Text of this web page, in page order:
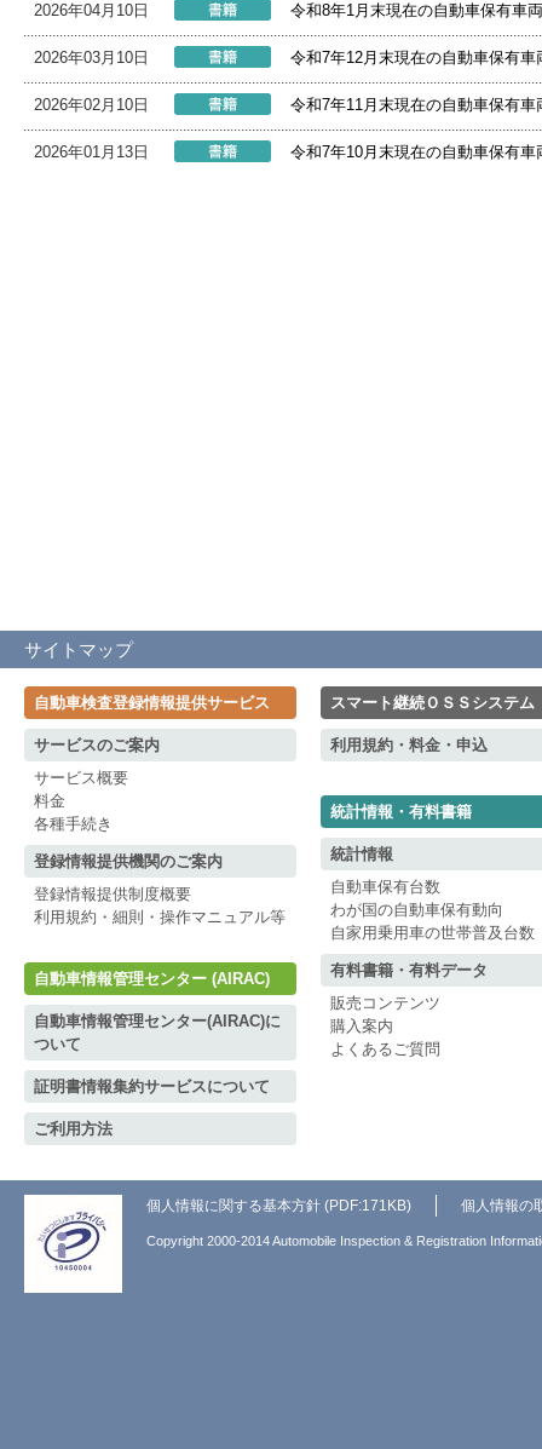
2026年04月10日 令和8年1月末現在の自動車保有車
2026年03月10日 令和7年12月末現在の自動車保有車
2026年02月10日 令和7年11月末現在の自動車保有車
2026年01月13日 令和7年10月末現在の自動車保有車
サイトマップ
自動車検査登録情報提供サービス
サービスのご案内
サービス概要
料金
各種手続き
登録情報提供機関のご案内
登録情報提供制度概要
利用規約・細則・操作マニュアル等
自動車情報管理センター (AIRAC)
自動車情報管理センター(AIRAC)に
ついて
証明書情報集約サービスについて
ご利用方法
スマート継続ＯＳＳシステム
利用規約・料金・申込
統計情報・有料書籍
統計情報
自動車保有台数
わが国の自動車保有動向
自家用乗用車の世帯普及台数
有料書籍・有料データ
販売コンテンツ
購入案内
よくあるご質問
個人情報に関する基本方針 (PDF:171KB) 個人情報の
Copyright 2000-2014 Automobile Inspection & Registration